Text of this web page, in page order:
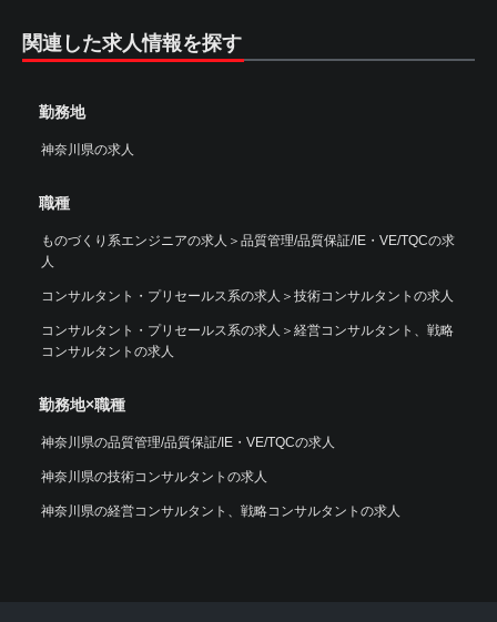
関連した求人情報を探す
勤務地
神奈川県の求人
職種
ものづくり系エンジニアの求人 ＞ 品質管理/品質保証/IE・VE/TQCの求
人
コンサルタント・プリセールス系の求人 ＞ 技術コンサルタントの求人
コンサルタント・プリセールス系の求人 ＞ 経営コンサルタント、戦略
コンサルタントの求人
勤務地×職種
神奈川県の品質管理/品質保証/IE・VE/TQCの求人
神奈川県の技術コンサルタントの求人
神奈川県の経営コンサルタント、戦略コンサルタントの求人